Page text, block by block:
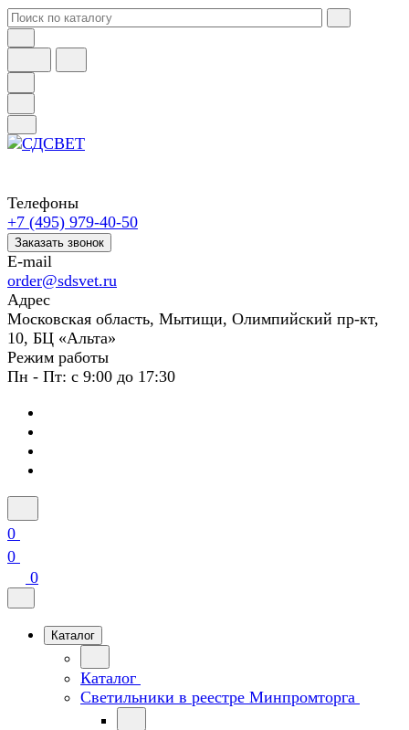
Телефоны
+7 (495) 979-40-50
Заказать звонок
E-mail
order@sdsvet.ru
Адрес
Московская область, Мытищи, Олимпийский пр-кт,
10, БЦ «Альта»
Режим работы
Пн - Пт: с 9:00 до 17:30
0
0
0
Каталог
Каталог
Светильники в реестре Минпромторга